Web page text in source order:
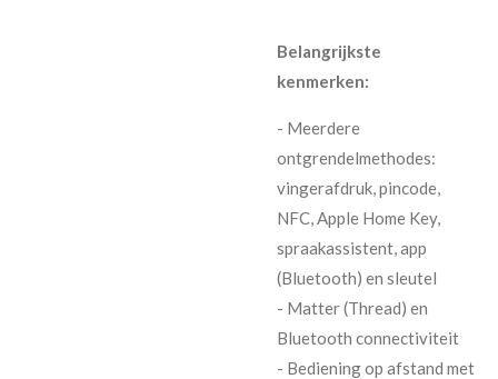
Belangrijkste
kenmerken:
- Meerdere
ontgrendelmethodes:
vingerafdruk, pincode,
NFC, Apple Home Key,
spraakassistent, app
(Bluetooth) en sleutel
- Matter (Thread) en
Bluetooth connectiviteit
- Bediening op afstand met